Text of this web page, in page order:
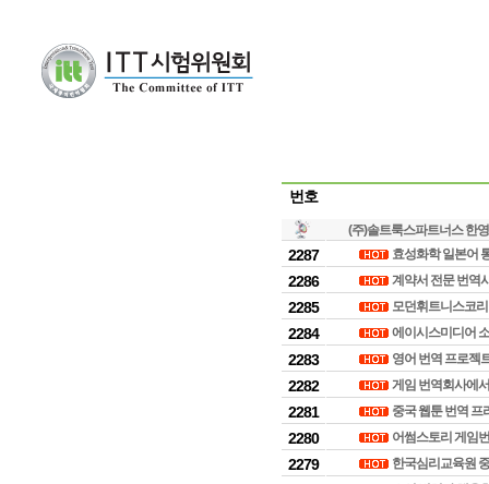
번호
(주)솔트룩스파트너스 한
2287 효성화학 일본어
2286 계약서 전문 번역
2285 모던휘트니스코
2284 에이시스미디어
2283 영어 번역 프로젝
2282 게임 번역회사에
2281 중국 웹툰 번역 프
2280 어썸스토리 게임
2279 한국심리교육원